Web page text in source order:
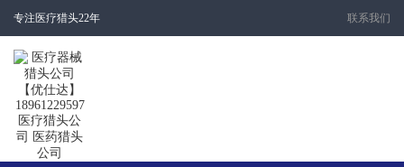
专注医疗猎头22年 联系我们